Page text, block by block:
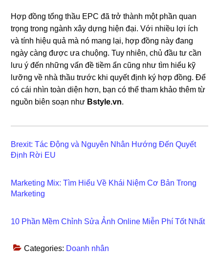
Hợp đồng tổng thầu EPC đã trở thành một phần quan
trọng trong ngành xây dựng hiện đại. Với nhiều lợi ích
và tính hiệu quả mà nó mang lại, hợp đồng này đang
ngày càng được ưa chuộng. Tuy nhiên, chủ đầu tư cần
lưu ý đến những vấn đề tiềm ẩn cũng như tìm hiểu kỹ
lưỡng về nhà thầu trước khi quyết định ký hợp đồng. Để
có cái nhìn toàn diện hơn, bạn có thể tham khảo thêm từ
nguồn biên soạn như Bstyle.vn.
Brexit: Tác Động và Nguyên Nhân Hướng Đến Quyết
Định Rời EU
Marketing Mix: Tìm Hiểu Về Khái Niệm Cơ Bản Trong
Marketing
10 Phần Mềm Chỉnh Sửa Ảnh Online Miễn Phí Tốt Nhất
Categories: Doanh nhân